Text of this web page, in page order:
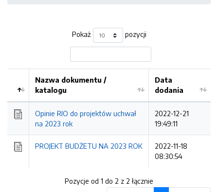
Pokaż pozycji
Kolejność
Nazwa dokumentu /
katalogu
Data
dodania
Opinie RIO do projektów uchwał
na 2023 rok
2022-12-21
19:49:11
PROJEKT BUDŻETU NA 2023 ROK
2022-11-18
08:30:54
Pozycje od 1 do 2 z 2 łącznie